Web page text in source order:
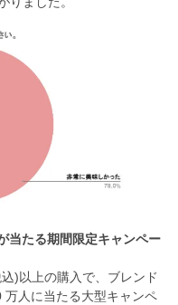
当たる期間限定キャンペー
)以上の購入で、ブレンド
人に当たる大型キャンペ